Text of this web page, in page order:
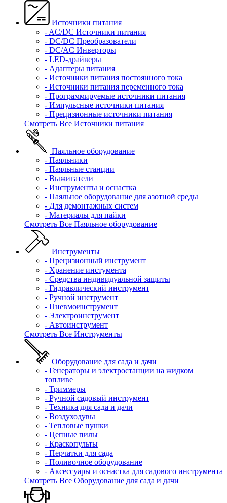
Источники питания
- AC/DC Источники питания
- DC/DC Преобразователи
- DC/AC Инверторы
- LED-драйверы
- Адаптеры питания
- Источники питания постоянного тока
- Источники питания переменного тока
- Программируемые источники питания
- Импульсные источники питания
- Прецизионные источники питания
Смотреть Все Источники питания
Паяльное оборудование
- Паяльники
- Паяльные станции
- Выжигатели
- Инструменты и оснастка
- Паяльное оборудование для азотной среды
- Для демонтажных систем
- Материалы для пайки
Смотреть Все Паяльное оборудование
Инструменты
- Прецизионный инструмент
- Хранение инстумента
- Средства индивидуальной защиты
- Гидравлический инструмент
- Ручной инструмент
- Пневмоинструмент
- Электроинструмент
- Автоинструмент
Смотреть Все Инструменты
Оборудование для сада и дачи
- Генераторы и электростанции на жидком
топливе
- Триммеры
- Ручной садовый инструмент
- Техника для сада и дачи
- Воздуходувы
- Тепловые пушки
- Цепные пилы
- Краскопульты
- Перчатки для сада
- Поливочное оборудование
- Аксессуары и оснастка для садового инструмента
Смотреть Все Оборудование для сада и дачи